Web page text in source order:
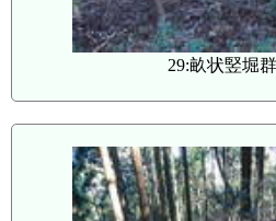
29:畝状竪堀